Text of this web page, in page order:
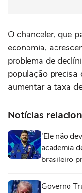
O chanceler, que
economia,
problema de
população precisa
aumentar a taxa
Notícias
'Ele não
academia
brasileiro
Governo